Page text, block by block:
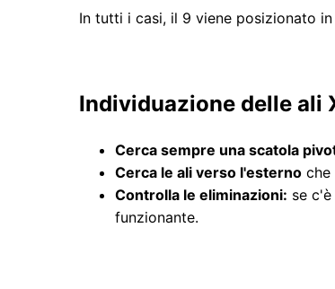
In tutti i casi, il 9 viene posizionato
Individuazione delle ali
Cerca sempre una scatola
Cerca le ali verso l'esterno che
Controlla le eliminazioni: se
funzionante.